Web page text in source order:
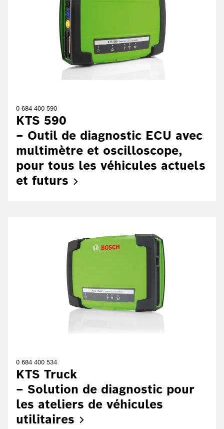
0 684 400 590
KTS 590
– Outil de diagnostic ECU avec
multimètre et oscilloscope,
pour tous les véhicules actuels
et futurs
0 684 400 534
KTS Truck
– Solution de diagnostic pour
les ateliers de véhicules
utilitaires